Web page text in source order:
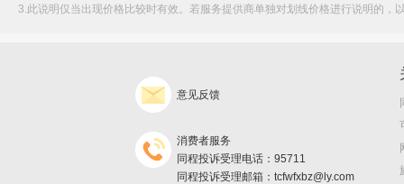
3.此说明仅当出现价格比较时有效。若服务提供商单独对划线价格进行说明的
意见反馈
消费者服务
同程投诉受理电话：95711
同程投诉受理邮箱：tcfwfxbz@ly.com